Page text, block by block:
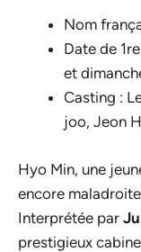
Nom
Date de
et
Casting :
joo, Jeon
Hyo Min, une
encore
Interprétée par
prestigieux